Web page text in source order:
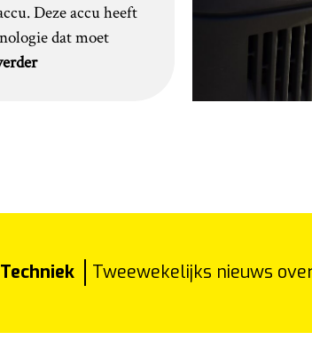
Deze accu heeft
dat moet
Tweewekelijks nieuws